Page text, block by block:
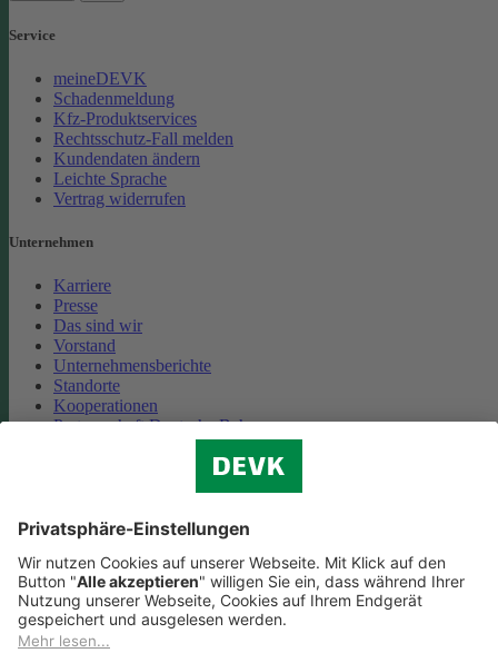
Service
meineDEVK
Schadenmeldung
Kfz-Produktservices
Rechtsschutz-Fall melden
Kundendaten ändern
Leichte Sprache
Vertrag widerrufen
Unternehmen
Karriere
Presse
Das sind wir
Vorstand
Unternehmensberichte
Standorte
Kooperationen
Partnerschaft Deutsche Bahn
Cookie-Einstellungen
Datenschutz
Impressum